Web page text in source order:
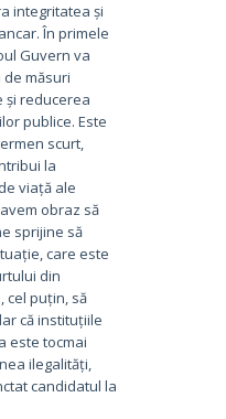
integritatea și
În primele
Guvern va
măsuri
și reducerea
publice. Este
scurt,
la
viață ale
obraz să
sprijine să
care este
din
cel puțin, să
că instituțiile
este tocmai
ilegalități,
candidatul la